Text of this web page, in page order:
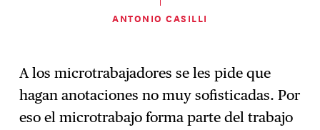
ANTONIO CASILLI
A los microtrabajadores se les pide que
hagan anotaciones no muy sofisticadas. Por
eso el microtrabajo forma parte del trabajo